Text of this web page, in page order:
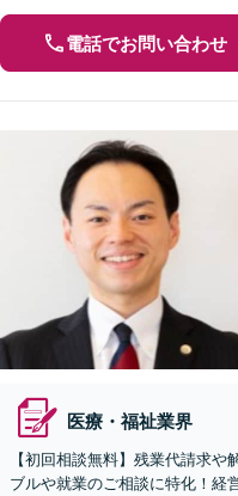
電話でお問い合わせ
医療・福祉業界
【初回相談無料】残業代請求
ブルや就業のご相談に特化！経